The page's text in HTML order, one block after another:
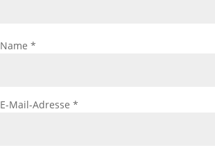
Name *
E-Mail-Adresse *